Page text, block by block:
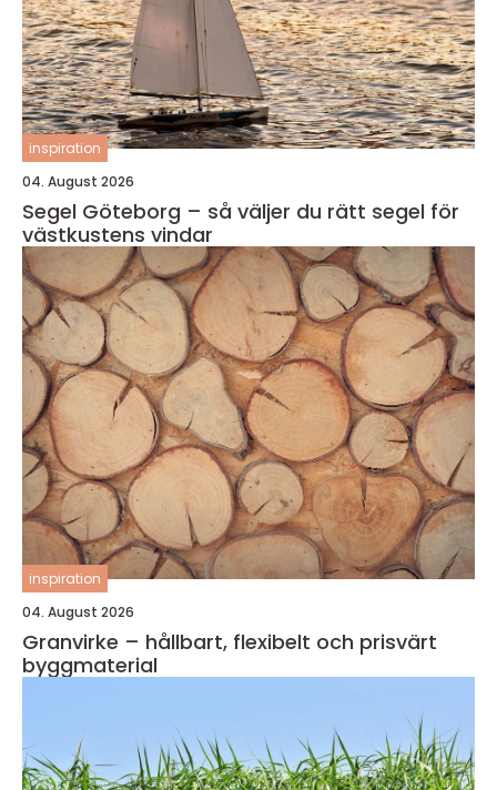
inspiration
04. August 2026
Segel Göteborg – så väljer du rätt segel för
västkustens vindar
inspiration
04. August 2026
Granvirke – hållbart, flexibelt och prisvärt
byggmaterial